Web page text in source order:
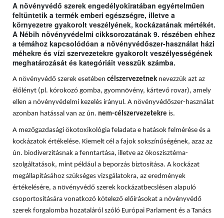
A növényvédő szerek engedélyokiratában egyértelműen
feltüntetik a termék emberi egészségre, illetve a
környezetre gyakorolt veszélyének, kockázatának mértékét.
A Nébih növényvédelmi cikksorozatának 9. részében ehhez
a témához kapcsolódóan a növényvédőszer-használat házi
méhekre és vízi szervezetekre gyakorolt veszélyességének
meghatározását és kategóriáit vesszük számba.
A növényvédő szerek esetében célszervezetnek nevezzük azt az
élőlényt (pl. kórokozó gomba, gyomnövény, kártevő rovar), amely
ellen a növényvédelmi kezelés irányul. A növényvédőszer-használat
azonban hatással van az ún. nem-célszervezetekre is.
A mezőgazdasági ökotoxikológia feladata e hatások felmérése és a
kockázatok értékelése. Kiemelt cél a fajok sokszínűségének, azaz az
ún. biodiverzitásnak a fenntartása, illetve az ökoszisztéma-
szolgáltatások, mint például a beporzás biztosítása. A kockázat
megállapításához szükséges vizsgálatokra, az eredmények
értékelésére, a növényvédő szerek kockázatbecslésen alapuló
csoportosítására vonatkozó kötelező előírásokat a növényvédő
szerek forgalomba hozataláról szóló Európai Parlament és a Tanács